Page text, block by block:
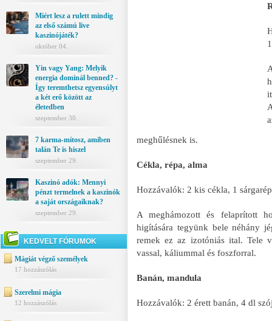
Miért lesz a rulett mindig
az első számú live
kaszinójáték?
október 04.
Yin vagy Yang: Melyik
energia dominál benned? -
Így teremthetsz egyensúlyt
a két erő között az
életedben
szeptember 30.
7 karma-mítosz, amiben
talán Te is hiszel
szeptember 29.
Kaszinó adók: Mennyi
pénzt termelnek a kaszinók
a saját országaiknak?
szeptember 29.
KEDVELT FÓRUMOK
Mágiát végző személyek
17 hozzászólás
Szerelmi mágia
12 hozzászólás
meghűlésnek is.
Cékla, répa, alma
Hozzávalók: 2 kis cékla, 1
A meghámozott és felaprított
higítására tegyünk bele néhány
remek ez az izotóniás ital. Tele
vassal, káliummal és foszforral.
Banán, mandula
Hozzávalók: 2 érett banán, 4 dl